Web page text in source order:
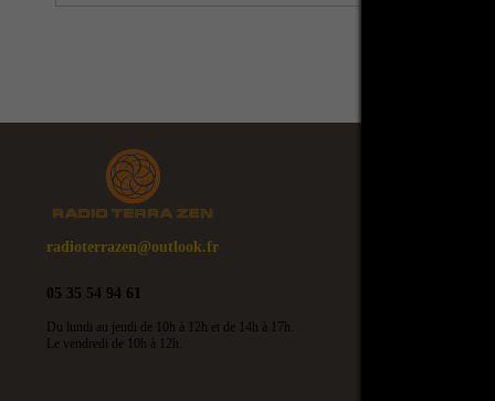
radioterrazen@outlook.fr
05 35 54 94 61
Du lundi au jeudi de 10h à 12h et de 14h à 17h.
Le vendredi de 10h à 12h.